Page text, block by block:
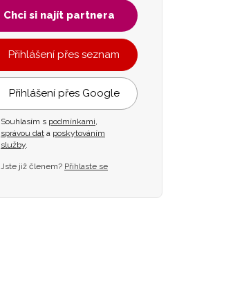
Chci si najít partnera
Přihlášení přes seznam
Přihlášení přes Google
Souhlasím s podmínkami,
správou dat a poskytováním
služby.
Jste již členem? Přihlaste se